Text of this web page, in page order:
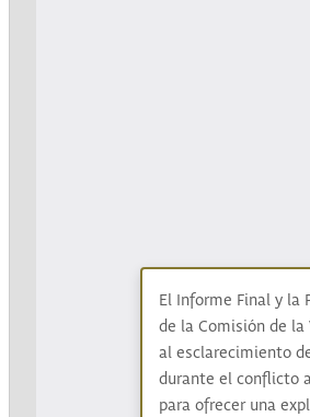
El Informe Final y
de la Comisión de
al esclarecimiento
durante el conflicto
para ofrecer una